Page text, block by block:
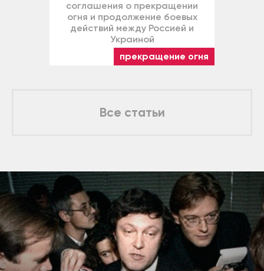
соглашения о прекращении
огня и продолжение боевых
действий между Россией и
Украиной
прекращение огня
Все статьи